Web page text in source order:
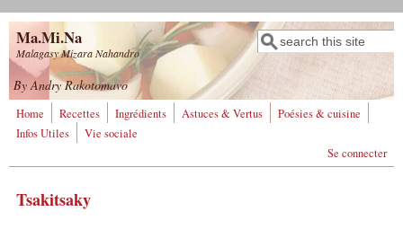
Aller au contenu principal
Ma.Mi.Na
Malagasy Mizara Nahandro
Formulaire de
recherche
Rechercher
By Andry Rakotomavo
Home Recettes Ingrédients Astuces & Vertus
Poésies & cuisine
Infos Utiles
Vie sociale
Se connecter
Tsakitsaky